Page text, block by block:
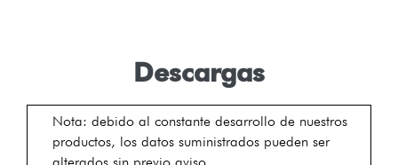
Descargas
Nota: debido al constante desarrollo de nuestros
productos, los datos suministrados pueden ser